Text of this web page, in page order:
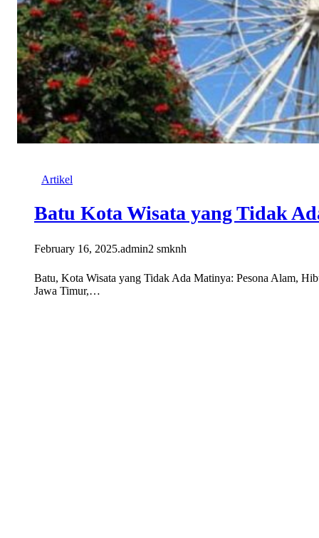
Artikel
Batu Kota Wisata yang Tidak
February 16, 2025.admin2 smknh
Batu, Kota Wisata yang Tidak Ada Matinya: Pesona Alam,
Jawa Timur,…